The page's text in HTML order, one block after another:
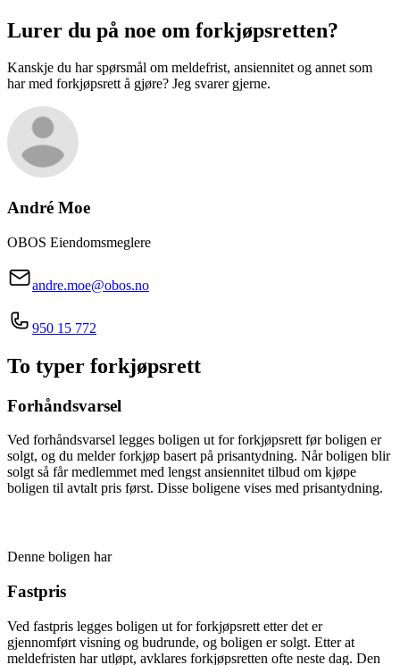
Lurer du på noe om forkjøpsretten?
Kanskje du har spørsmål om meldefrist, ansiennitet og annet som
har med forkjøpsrett å gjøre? Jeg svarer gjerne.
André Moe
OBOS Eiendomsmeglere
andre.moe@obos.no
950 15 772
To typer forkjøpsrett
Forhåndsvarsel
Ved forhåndsvarsel legges boligen ut for forkjøpsrett før boligen er
solgt, og du melder forkjøp basert på prisantydning. Når boligen blir
solgt så får medlemmet med lengst ansiennitet tilbud om kjøpe
boligen til avtalt pris først. Disse boligene vises med prisantydning.
Denne boligen har
Fastpris
Ved fastpris legges boligen ut for forkjøpsrett etter det er
gjennomført visning og budrunde, og boligen er solgt. Etter at
meldefristen har utløpt, avklares forkjøpsretten ofte neste dag. Den